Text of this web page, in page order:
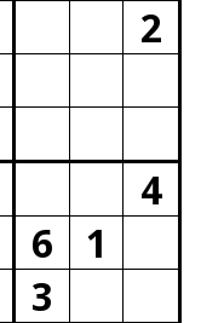
2
4
6
1
3